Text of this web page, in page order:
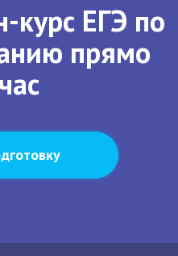
курс ЕГЭ по
прямо